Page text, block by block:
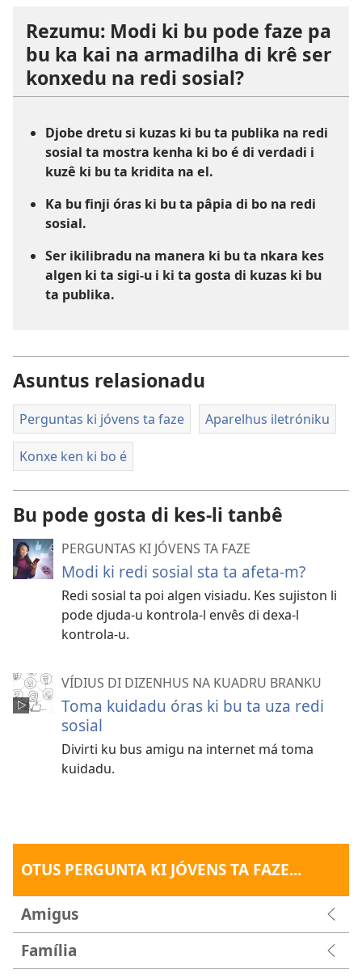
Rezumu: Modi ki bu pode faze pa
bu ka kai na armadilha di krê ser
konxedu na redi sosial?
Djobe dretu si kuzas ki bu ta publika na redi
sosial ta mostra kenha ki bo é di verdadi i
kuzê ki bu ta kridita na el.
Ka bu finji óras ki bu ta pâpia di bo na redi
sosial.
Ser ikilibradu na manera ki bu ta nkara kes
algen ki ta sigi-u i ki ta gosta di kuzas ki bu
ta publika.
Asuntus relasionadu
Perguntas ki jóvens ta faze Aparelhus iletróniku
Konxe ken ki bo é
Bu pode gosta di kes-li tanbê
PERGUNTAS KI JÓVENS TA FAZE
Modi ki redi sosial sta ta afeta-m?
Redi sosial ta poi algen visiadu. Kes sujiston li
pode djuda-u kontrola-l envês di dexa-l
kontrola-u.
VÍDIUS DI DIZENHUS NA KUADRU BRANKU
Toma kuidadu óras ki bu ta uza redi
sosial
Divirti ku bus amigu na internet má toma
kuidadu.
OTUS PERGUNTA KI JÓVENS TA FAZE...
Amigus
Família